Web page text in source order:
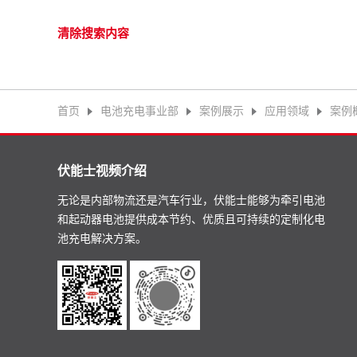
清除搜索内容
首页 电池充电事业部 案例展示 应用领域 案例
伏能士视频介绍
无论是内部物流还是汽车行业，伏能士能够为牵引电池
和起动器电池提供成本节约、优质且可持续的定制化电
池充电解决方案。